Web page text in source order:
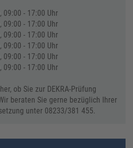
09:00 - 17:00 Uhr
09:00 - 17:00 Uhr
09:00 - 17:00 Uhr
09:00 - 17:00 Uhr
09:00 - 17:00 Uhr
09:00 - 17:00 Uhr
ob Sie zur DEKRA-Prüfung
beraten Sie gerne bezüglich Ihrer
unter 08233/381 455.